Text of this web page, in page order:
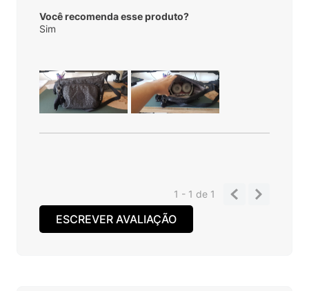
Você recomenda esse produto?
Sim
1 - 1de 1
ESCREVER AVALIAÇÃO